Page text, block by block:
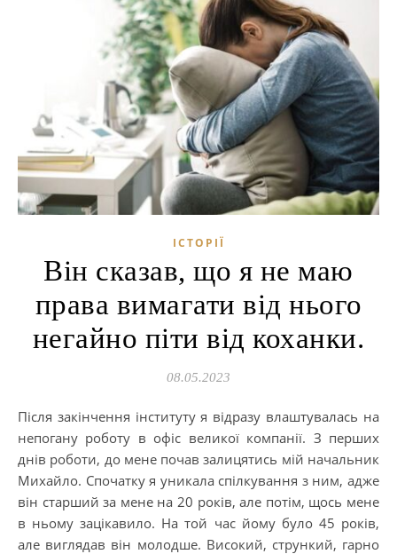
ІСТОРІЇ
Він сказав, що я не маю
права вимагати від нього
негайно піти від коханки.
08.05.2023
Після закінчення інституту я відразу влаштувалась на
непогану роботу в офіс великої компанії. З перших
днів роботи, до мене почав залицятись мій начальник
Михайло. Спочатку я уникала спілкування з ним, адже
він старший за мене на 20 років, але потім, щось мене
в ньому зацікавило. На той час йому було 45 років,
але виглядав він молодше. Високий, стрункий, гарно